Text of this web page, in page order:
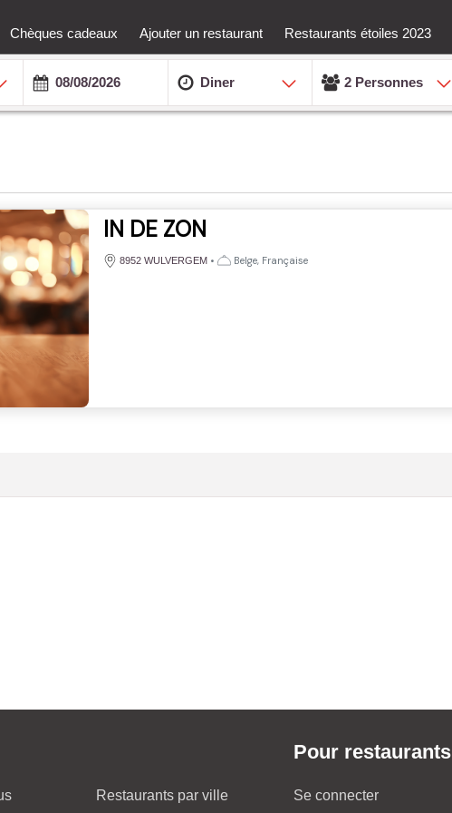
Chèques cadeaux Ajouter un restaurant Restaurants étoiles 2023
Diner 2 Personnes
IN DE ZON
8952 WULVERGEM • Belge, Française
Restaurants par ville
Pour restaurants
Se connecter